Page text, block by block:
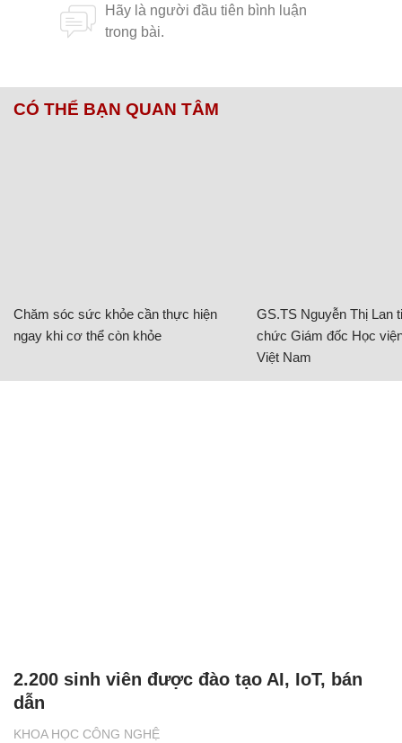
CÓ THỂ BẠN QUAN TÂM
Chăm sóc sức khỏe cần thực hiện
ngay khi cơ thể còn khỏe
GS.TS Nguyễn Thị Lan
chức Giám đốc Học
Việt Nam
KHOA HỌC CÔNG NGHỆ
2.200 sinh viên được đào tạo AI, IoT, bán
dẫn